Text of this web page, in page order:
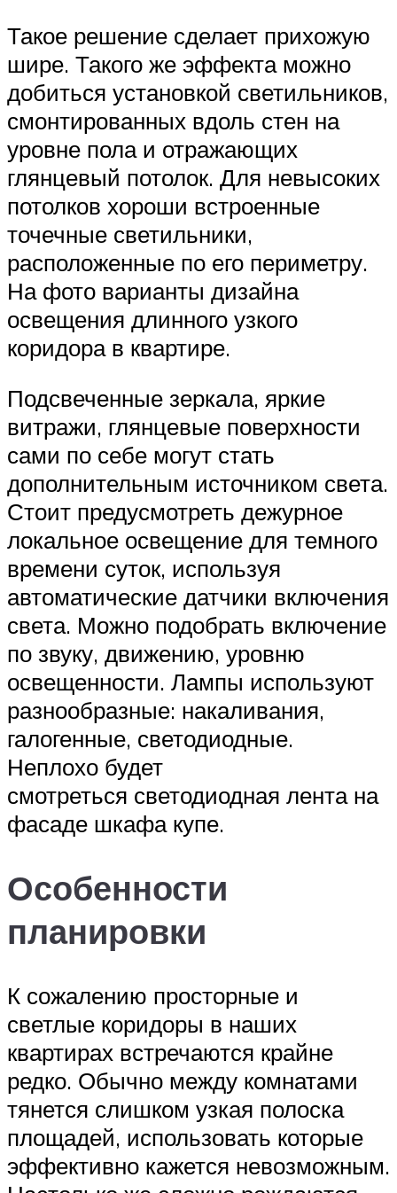
Такое решение сделает прихожую
шире. Такого же эффекта можно
добиться установкой светильников,
смонтированных вдоль стен на
уровне пола и отражающих
глянцевый потолок. Для невысоких
потолков хороши встроенные
точечные светильники,
расположенные по его периметру.
На фото варианты дизайна
освещения длинного узкого
коридора в квартире.
Подсвеченные зеркала, яркие
витражи, глянцевые поверхности
сами по себе могут стать
дополнительным источником света.
Стоит предусмотреть дежурное
локальное освещение для темного
времени суток, используя
автоматические датчики включения
света. Можно подобрать включение
по звуку, движению, уровню
освещенности. Лампы используют
разнообразные: накаливания,
галогенные, светодиодные.
Неплохо будет
смотреться светодиодная лента на
фасаде шкафа купе.
Особенности
планировки
К сожалению просторные и
светлые коридоры в наших
квартирах встречаются крайне
редко. Обычно между комнатами
тянется слишком узкая полоска
площадей, использовать которые
эффективно кажется невозможным.